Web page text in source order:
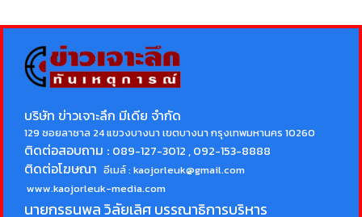
บริษัท ข่าวเจาะลึก มีเดีย จำกัด
129 ซอยลาซาล 24 แขวงบางนา เขตบางนา กรุงเทพมหานคร 10260
ติดต่อสอบถาม : 089-127-3012 , 092-153-8888
ติดต่อโฆษณา อีเมล์ :kaojorleuk@gmail.com
www.kaojorleuk-media.com
นายกรธนพล วิลัยเลิศบรรณาธิการบริหาร